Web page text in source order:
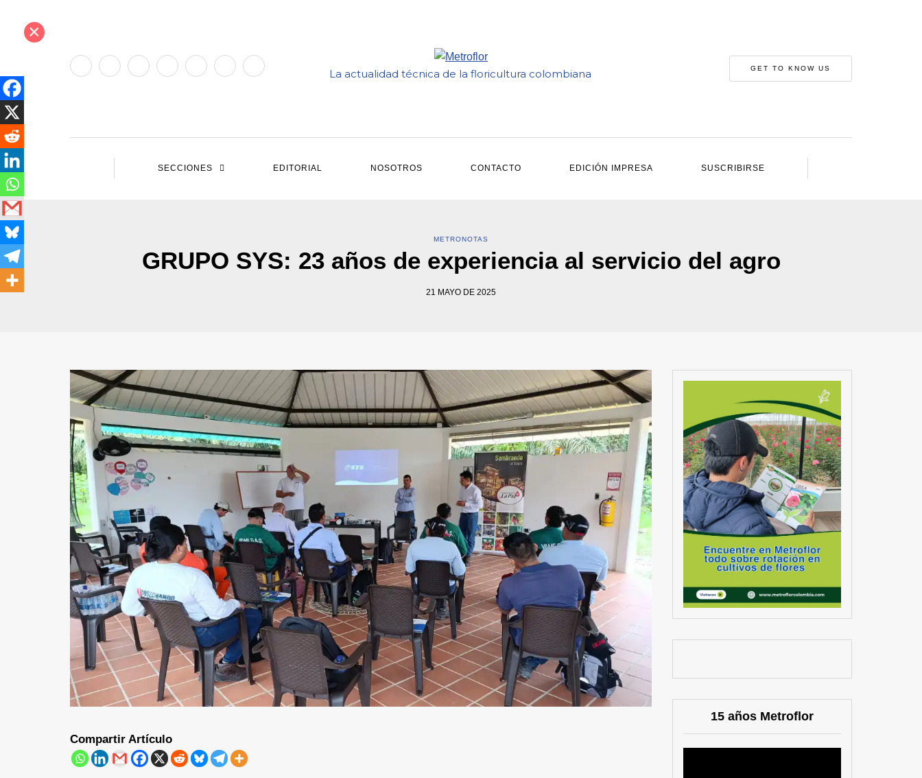
La actualidad técnica de la floricultura colombiana GET TO KNOW US
SECCIONES EDITORIAL NOSOTROS CONTACTO EDICIÓN IMPRESA SUSCRIBIRSE
METRONOTAS
GRUPO SYS: 23 años de experiencia al servicio del agro
21 MAYO DE 2025
Compartir Artículo
15 años Metroflor
×